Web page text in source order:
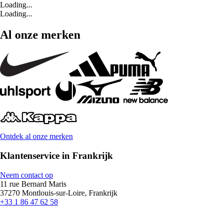
Loading...
Loading...
Al onze merken
Ontdek al onze merken
Klantenservice in Frankrijk
Neem contact op
11 rue Bernard Maris
37270 Montlouis-sur-Loire, Frankrijk
+33 1 86 47 62 58